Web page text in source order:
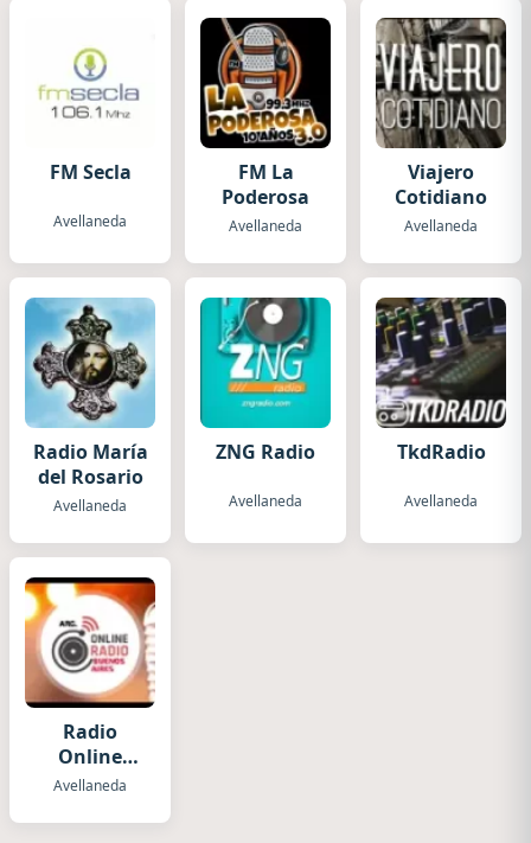
FM Secla
Avellaneda
FM La
Poderosa
Avellaneda
Viajero
Cotidiano
Avellaneda
Radio María
del Rosario
Avellaneda
ZNG Radio
Avellaneda
TkdRadio
Avellaneda
Radio
Online
Buenos
Avellaneda